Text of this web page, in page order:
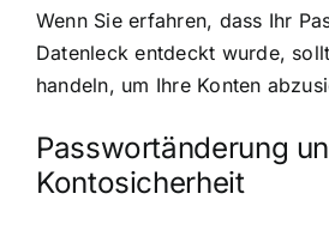
Wenn Sie erfahren, dass Ihr
Datenleck entdeckt wurde,
handeln, um Ihre Konten
Passwortänderung
Kontosicherheit